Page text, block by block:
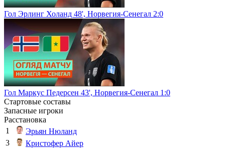
Гол Эрлинг Холанд 48', Норвегия-Сенегал 2:0
Гол Маркус Педерсен 43', Норвегия-Сенегал 1:0
Стартовые составы
Запасные игроки
Расстановка
1
Эрьян Нюланд
3
Кристофер Айер